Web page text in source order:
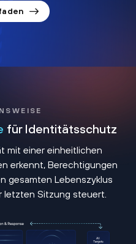
für Identitätsschutz
mit einer einheitlichen
erkennt, Berechtigungen
gesamten Lebenszyklus
letzten Sitzung steuert.